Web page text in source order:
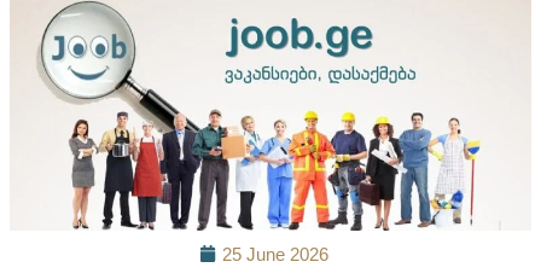
25 June 2026